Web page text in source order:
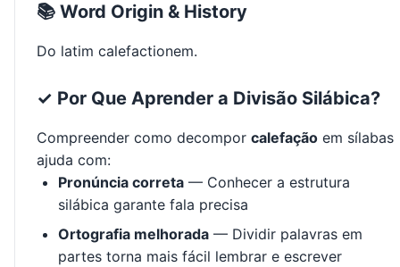
📚 Word Origin & History
Do latim calefactionem.
✓ Por Que Aprender a Divisão Silábica?
Compreender como decompor calefação em sílabas
ajuda com:
Pronúncia correta — Conhecer a estrutura
silábica garante fala precisa
Ortografia melhorada — Dividir palavras em
partes torna mais fácil lembrar e escrever